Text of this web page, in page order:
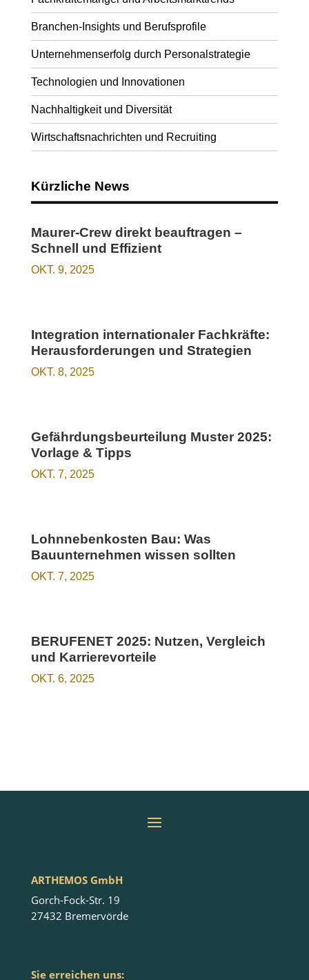
Branchen-Insights und Berufsprofile
Unternehmenserfolg durch Personalstrategie
Technologien und Innovationen
Nachhaltigkeit und Diversität
Wirtschaftsnachrichten und Recruiting
Kürzliche News
Maurer-Crew direkt beauftragen –
Schnell und Effizient
OKT. 9, 2025
Integration internationaler Fachkräfte:
Herausforderungen und Strategien
OKT. 8, 2025
Gefährdungsbeurteilung Muster 2025:
Vorlage & Tipps
OKT. 7, 2025
Lohnnebenkosten Bau: Was
Bauunternehmen wissen sollten
OKT. 7, 2025
BERUFENET 2025: Nutzen, Vergleich
und Karrierevorteile
OKT. 6, 2025
ARTHEMOS GmbH
Gorch-Fock-Str. 19
27432 Bremervörde
Sie erreichen uns: